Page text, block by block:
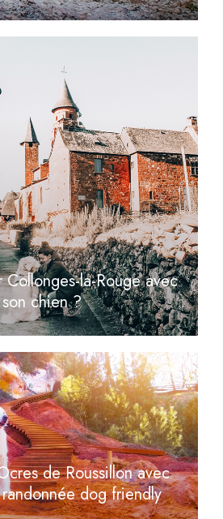
Collonges-la-Rouge avec
son chien ?
de Roussillon avec
dog friendly